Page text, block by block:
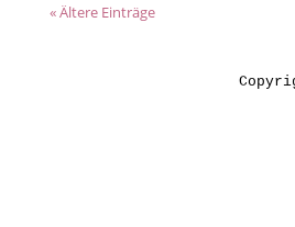
« Ältere Einträge